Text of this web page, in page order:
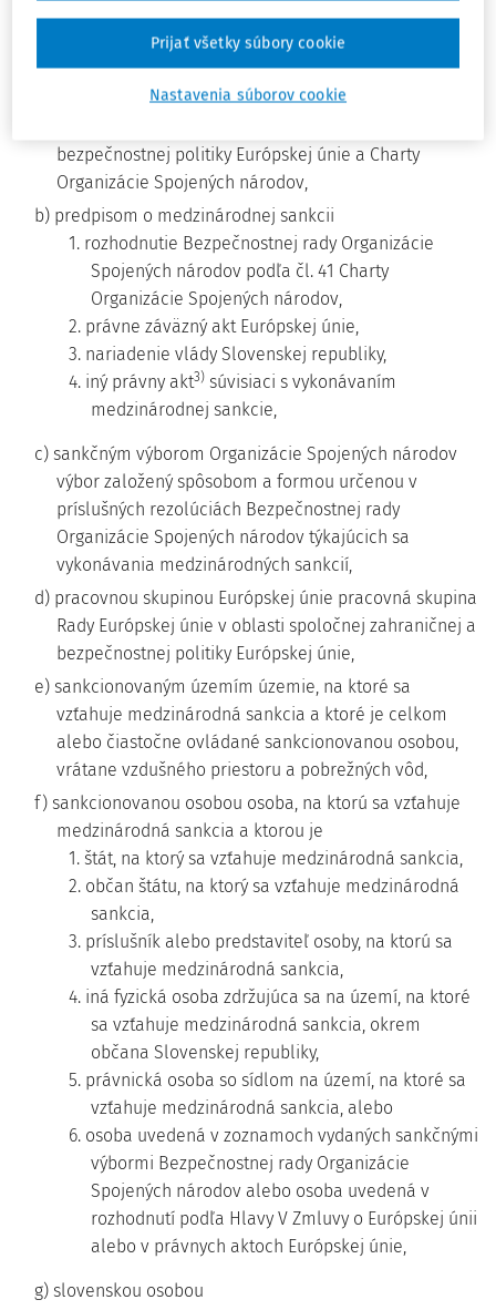
písmena b) na účely zabezpečenia, udržania a
obnovy medzinárodného mieru a bezpečnosti,
ochrany základných ľudských práv, boja proti
terorizmu a šíreniu zbraní hromadného ničenia a
bezpečnostnej politiky Európskej únie a Charty
Organizácie Spojených národov,
b) predpisom o medzinárodnej sankcii
1. rozhodnutie Bezpečnostnej rady Organizácie
Spojených národov podľa čl. 41 Charty
Organizácie Spojených národov,
2. právne záväzný akt Európskej únie,
3. nariadenie vlády Slovenskej republiky,
4. iný právny akt3) súvisiaci s vykonávaním
medzinárodnej sankcie,
c) sankčným výborom Organizácie Spojených národov
výbor založený spôsobom a formou určenou v
príslušných rezolúciách Bezpečnostnej rady
Organizácie Spojených národov týkajúcich sa
vykonávania medzinárodných sankcií,
d) pracovnou skupinou Európskej únie pracovná skupina
Rady Európskej únie v oblasti spoločnej zahraničnej a
bezpečnostnej politiky Európskej únie,
e) sankcionovaným územím územie, na ktoré sa
vzťahuje medzinárodná sankcia a ktoré je celkom
alebo čiastočne ovládané sankcionovanou osobou,
vrátane vzdušného priestoru a pobrežných vôd,
f) sankcionovanou osobou osoba, na ktorú sa vzťahuje
medzinárodná sankcia a ktorou je
1. štát, na ktorý sa vzťahuje medzinárodná sankcia,
2. občan štátu, na ktorý sa vzťahuje medzinárodná
sankcia,
3. príslušník alebo predstaviteľ osoby, na ktorú sa
vzťahuje medzinárodná sankcia,
4. iná fyzická osoba zdržujúca sa na území, na ktoré
sa vzťahuje medzinárodná sankcia, okrem
občana Slovenskej republiky,
5. právnická osoba so sídlom na území, na ktoré sa
vzťahuje medzinárodná sankcia, alebo
6. osoba uvedená v zoznamoch vydaných sankčnými
výbormi Bezpečnostnej rady Organizácie
Spojených národov alebo osoba uvedená v
rozhodnutí podľa Hlavy V Zmluvy o Európskej únii
alebo v právnych aktoch Európskej únie,
g) slovenskou osobou
Nastavenia súborov cookie
Prijať všetky súbory cookie